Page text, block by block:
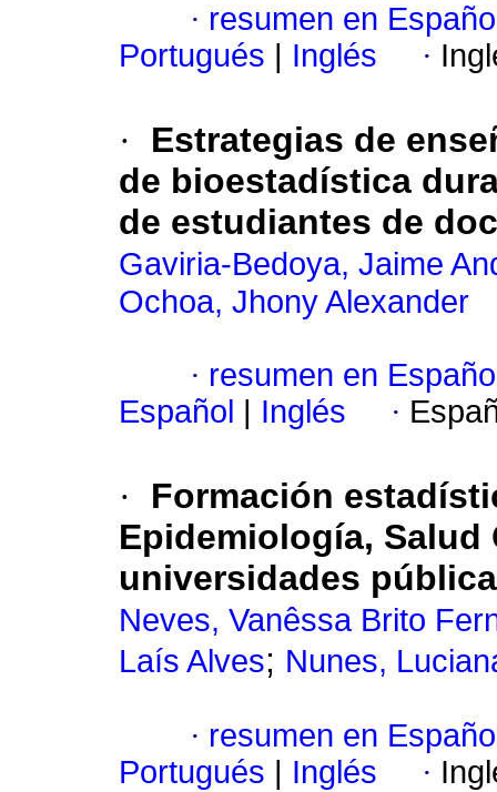
· resumen en
Portugués
Inglés ·
·
Estrategias de
de bioestadística
de estudiantes de
Gaviria-Bedoya, Jaime
Ochoa, Jhony Alexander
· resumen en
Español
Inglés ·
·
Formación
Epidemiología,
universidades
Neves, Vanêssa Brito
Laís Alves; Nunes,
· resumen en
Portugués
Inglés ·